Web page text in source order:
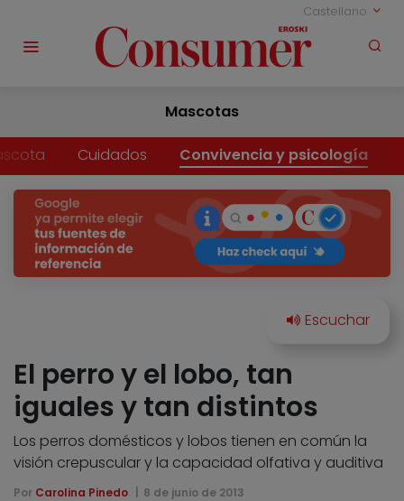
Castellano
Mascotas
Cuidados Convivencia y psicología
El perro y el lobo, tan
iguales y tan distintos
Los perros domésticos y lobos tienen en común la
visión crepuscular y la capacidad olfativa y auditiva
Por Carolina Pinedo 8 de junio de 2013